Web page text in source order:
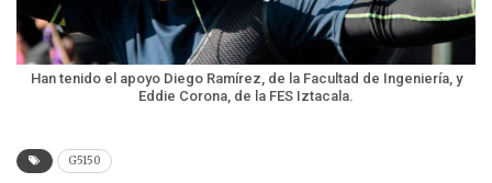
Han tenido el apoyo Diego Ramírez, de la Facultad de Ingeniería, y
Eddie Corona, de la FES Iztacala.
G5150